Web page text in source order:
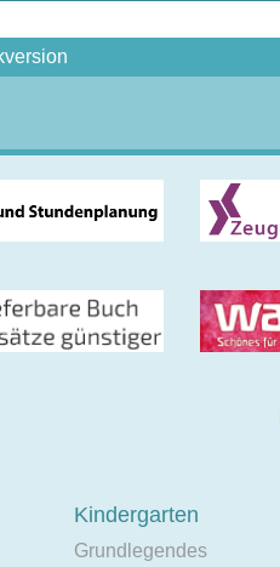
Kindergarten
Grundlegendes